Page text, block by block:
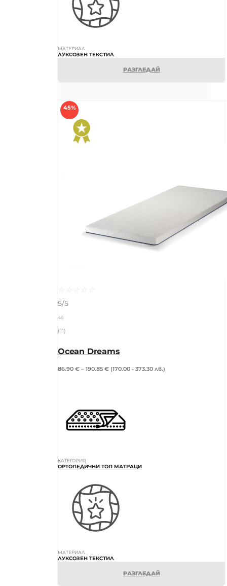
МАТЕРИАЛ
ЛУКСОЗЕН ТЕКСТИЛ
РАЗГЛЕДАЙ
45%
☆ ☆ ☆ ☆
☆
5/5
46
(11)
Ocean Dreams
86.90 € – 190.85 € (170.00 - 373.30 лв.)
КАТЕГОРИЯ
ОРТОПЕДИЧНИ ТОП МАТРАЦИ
МАТЕРИАЛ
ЛУКСОЗЕН ТЕКСТИЛ
РАЗГЛЕДАЙ